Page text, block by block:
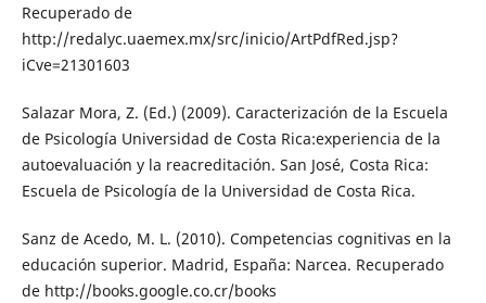
Recuperado de
http://redalyc.uaemex.mx/src/inicio/ArtPdfRed.jsp?
iCve=21301603
Salazar Mora, Z. (Ed.) (2009). Caracterización de la Escuela
de Psicología Universidad de Costa Rica:experiencia de la
autoevaluación y la reacreditación. San José, Costa Rica:
Escuela de Psicología de la Universidad de Costa Rica.
Sanz de Acedo, M. L. (2010). Competencias cognitivas en la
educación superior. Madrid, España: Narcea. Recuperado
de http://books.google.co.cr/books